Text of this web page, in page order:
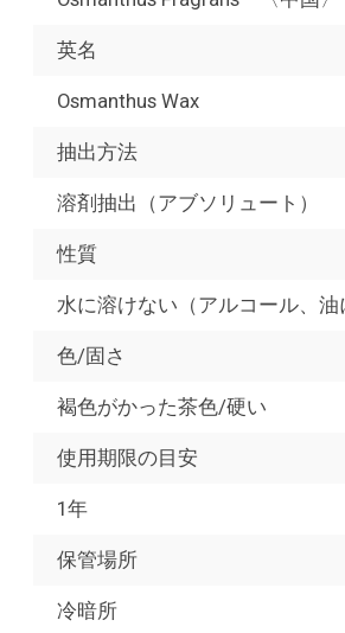
英名
Osmanthus Wax
抽出方法
溶剤抽出（アブソリュート）
性質
水に溶けない（アルコール、油
色/固さ
褐色がかった茶色/硬い
使用期限の目安
1年
保管場所
冷暗所